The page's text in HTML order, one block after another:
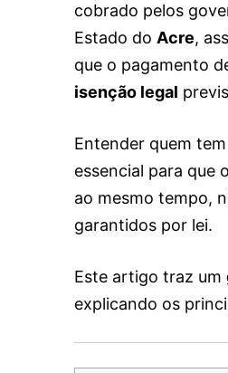
cobrado pelos
Estado do Acre,
que o pagamento
isenção legal
Entender quem
essencial para que
ao mesmo tempo,
garantidos por lei.
Este artigo traz um
explicando os